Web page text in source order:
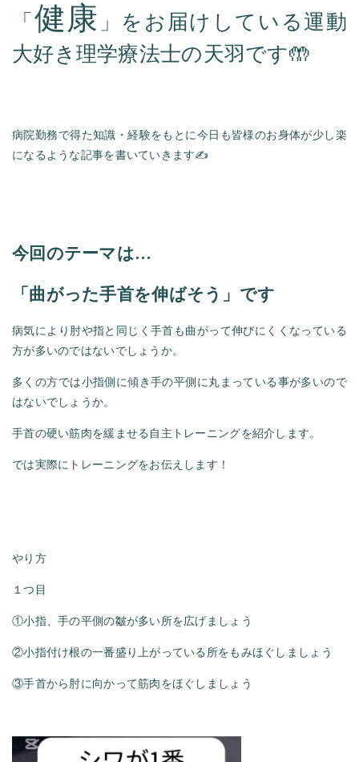
「 健康 」をお届けしている運動
大好き理学療法士の天羽です🤲
病院勤務で得た知識・経験をもとに今日も皆様のお身体が少し楽
になるような記事を書いていきます✍️
今回のテーマは…
「曲がった手首を伸ばそう」です
病気により肘や指と同じく手首も曲がって伸びにくくなっている
方が多いのではないでしょうか。
多くの方では小指側に傾き手の平側に丸まっている事が多いので
はないでしょうか。
手首の硬い筋肉を緩ませる自主トレーニングを紹介します。
では実際にトレーニングをお伝えします！
やり方
１つ目
①小指、手の平側の皺が多い所を広げましょう
②小指付け根の一番盛り上がっている所をもみほぐしましょう
③手首から肘に向かって筋肉をほぐしましょう